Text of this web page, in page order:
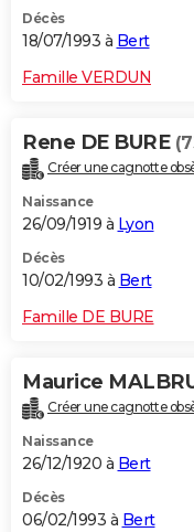
Décès
18/07/1993 à Bert
Famille VERDUN
Rene DE BURE
Créer une cagnotte
Naissance
26/09/1919 à Lyon
Décès
10/02/1993 à Bert
Famille DE BURE
Maurice
Créer une cagnotte
Naissance
26/12/1920 à Bert
Décès
06/02/1993 à Bert